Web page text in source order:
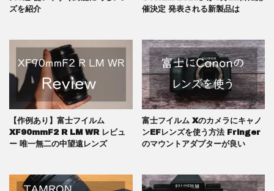
ズを紹介
催決定 発表される新製品は
【作例あり】富士フイルム
XF90mmF2 R LM WR レビュ
ー 唯一無二の中望遠レンズ
富士フイルム Xのカメラにキャノ
ンEFレンズを使う方法 Fringer
のマウントアダプターが良い